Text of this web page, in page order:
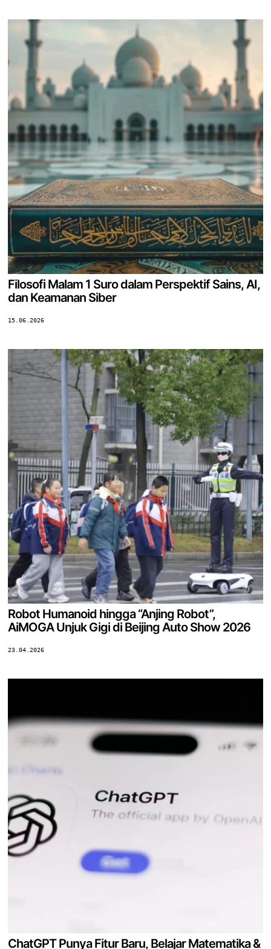
Filosofi Malam 1 Suro dalam Perspektif Sains, AI,
dan Keamanan Siber
15.06.2026
Robot Humanoid hingga “Anjing Robot”,
AiMOGA Unjuk Gigi di Beijing Auto Show 2026
23.04.2026
ChatGPT Punya Fitur Baru, Belajar Matematika &